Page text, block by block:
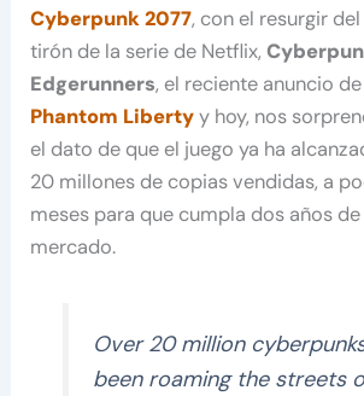
Cyberpunk 2077, con el resurgir
tirón de la serie de Netflix,
Edgerunners, el reciente anuncio
Phantom Libertyy hoy, nos
el dato de que el juego ya ha
20 millones de copias vendidas, a
meses para que cumpla dos años
mercado.
Over 20 million
been roaming the streets